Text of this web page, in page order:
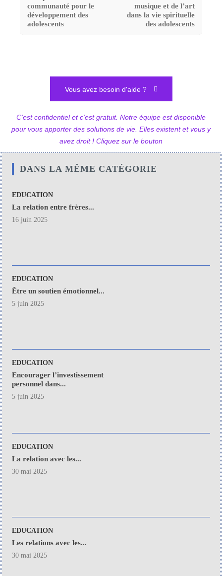
communauté pour le
développement des
adolescents
musique et de l’art
dans la vie spirituelle
des adolescents
Vous avez besoin d'aide ?
C'est confidentiel et c'est gratuit. Notre équipe est disponible
pour vous apporter des solutions de vie. Elles existent et vous y
avez droit ! Cliquez sur le bouton
DANS LA MÊME CATÉGORIE
EDUCATION
La relation entre frères...
16 juin 2025
EDUCATION
Être un soutien émotionnel...
5 juin 2025
EDUCATION
Encourager l’investissement
personnel dans...
5 juin 2025
EDUCATION
La relation avec les...
30 mai 2025
EDUCATION
Les relations avec les...
30 mai 2025